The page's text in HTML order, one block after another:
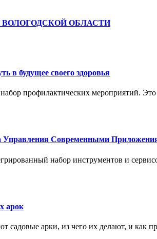
ОБЛАСТИ
в будущее своего здоровья
профилактических мероприятий.
Управления Современными
набор инструментов и
арок
садовые арки, из чего их делают, и как